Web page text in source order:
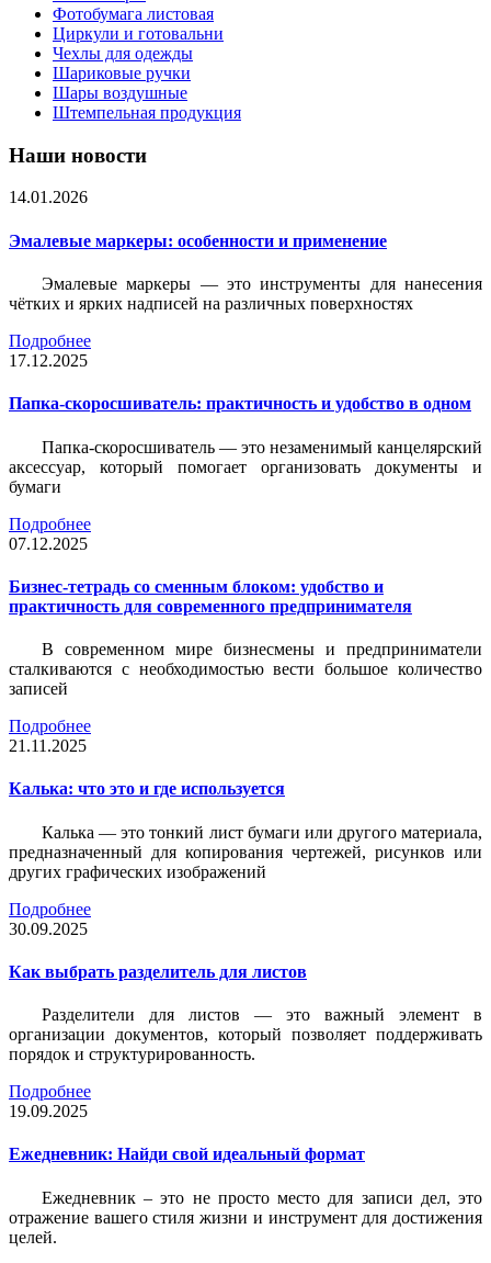
Фотобумага листовая
Циркули и готовальни
Чехлы для одежды
Шариковые ручки
Шары воздушные
Штемпельная продукция
Наши новости
14.01.2026
Эмалевые маркеры: особенности и применение
Эмалевые маркеры — это инструменты для нанесения
чётких и ярких надписей на различных поверхностях
Подробнее
17.12.2025
Папка-скоросшиватель: практичность и удобство в одном
Папка-скоросшиватель — это незаменимый канцелярский
аксессуар, который помогает организовать документы и
бумаги
Подробнее
07.12.2025
Бизнес-тетрадь со сменным блоком: удобство и
практичность для современного предпринимателя
В современном мире бизнесмены и предприниматели
сталкиваются с необходимостью вести большое количество
записей
Подробнее
21.11.2025
Калька: что это и где используется
Калька — это тонкий лист бумаги или другого материала,
предназначенный для копирования чертежей, рисунков или
других графических изображений
Подробнее
30.09.2025
Как выбрать разделитель для листов
Разделители для листов — это важный элемент в
организации документов, который позволяет поддерживать
порядок и структурированность.
Подробнее
19.09.2025
Ежедневник: Найди свой идеальный формат
Ежедневник – это не просто место для записи дел, это
отражение вашего стиля жизни и инструмент для достижения
целей.